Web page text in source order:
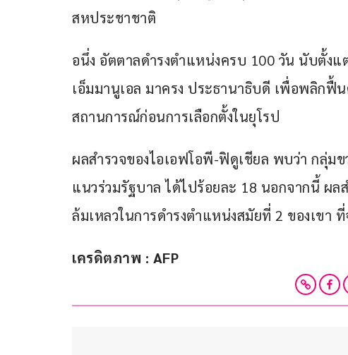
สหประชาชาติ
อนึ่ง อัตตาลดำรงตำแหน่งครบ 100 วัน นับตั้งแ
เอ็มมานูเอล มาครง ประธานาธิบดี เพื่อพลิกฟื้
สถานการณ์ก่อนการเลือกตั้งในยุโรป
ผลสำรวจของไอเอฟโอพี-ฟิดูเชียล พบว่า กลุ่
แนวร่วมรัฐบาล ได้ไปร้อยละ 18 นอกจากนี้ ผล
ล้มเหลวในการดำรงตำแหน่งสมัยที่ 2 ของเขา
เครดิตภาพ : AFP